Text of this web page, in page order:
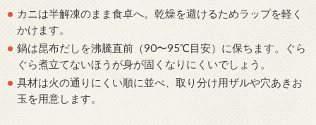
カニは半解凍のまま食卓へ。乾燥を避けるためラップを軽く
かけます。
鍋は昆布だしを沸騰直前（90〜95℃目安）に保ちます。ぐら
ぐら煮立てないほうが身が固くなりにくいでしょう。
具材は火の通りにくい順に並べ、取り分け用ザルや穴あきお
玉を用意します。